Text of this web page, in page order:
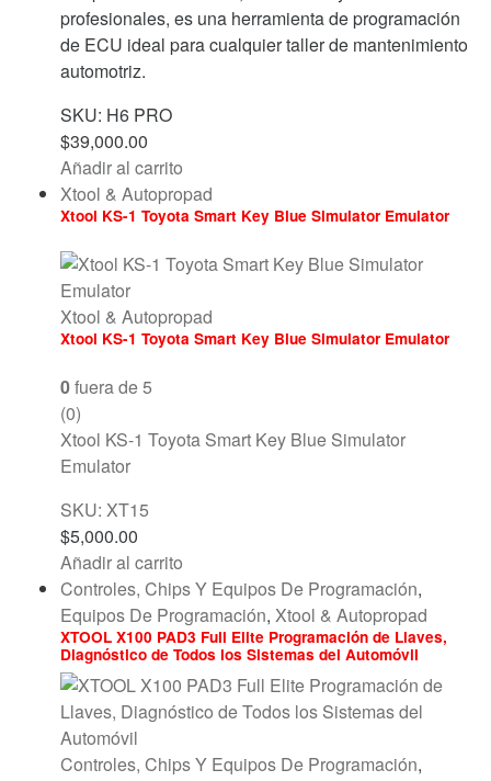
profesionales, es una herramienta de programación
de ECU ideal para cualquier taller de mantenimiento
automotriz.
SKU: H6 PRO
$39,000.00
Añadir al carrito
Xtool & Autopropad
Xtool KS-1 Toyota Smart Key Blue Simulator Emulator
Xtool & Autopropad
Xtool KS-1 Toyota Smart Key Blue Simulator Emulator
0fuera de 5
(0)
Xtool KS-1 Toyota Smart Key Blue Simulator
Emulator
SKU: XT15
$5,000.00
Añadir al carrito
Controles, Chips Y Equipos De Programación,
Equipos De Programación, Xtool & Autopropad
XTOOL X100 PAD3 Full Elite Programación de Llaves,
Diagnóstico de Todos los Sistemas del Automóvil
Controles, Chips Y Equipos De Programación,